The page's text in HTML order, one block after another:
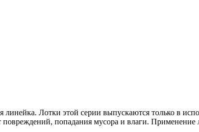
линейка. Лотки этой серии выпускаются только в
попадания мусора и влаги. Применение